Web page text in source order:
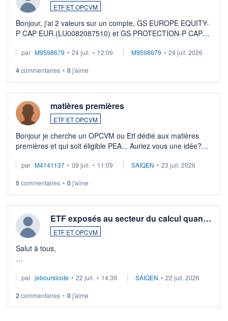
ETF ET OPCVM
Bonjour, j'ai 2 valeurs sur un compte, GS EUROPE EQUITY-
P CAP EUR (LU0082087510) et GS PROTECTION-P CAP
veux procéder à la vente, on me signale ...
par M9598679 • 24 juil. • 12:09 M9598679 • 24 juil. 2026
4commentaires • 0j'aime
matières premières
ETF ET OPCVM
Bonjour je cherche un OPCVM ou Etf dédié aux matières
premières et qui soit éligible PEA... Auriez vous une idée?
par M4141137 • 09 juil. • 11:09 SAIQEN • 23 juil. 2026
5 commentaires • 0j'aime
ETF exposés au secteur du calcul quan…
ETF ET OPCVM
Salut à tous,
via un ETF plutôt que des actions individuelles.
Idéalement, je voudrais qu'il soit éligible au PEA.
par jeboursicote • 22 juil. • 14:39 SAIQEN • 22 juil. 2026
2 commentaires • 0j'aime